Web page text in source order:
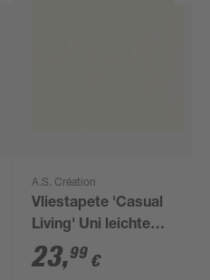
A.S. Création
Vliestapete 'Casual
Living' Uni leichte
Struktur weiß 0,53 x
10,05 m
23,99 €